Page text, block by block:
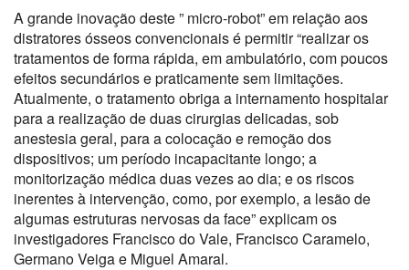
A grande inovação deste ” micro-robot” em relação aos
distratores ósseos convencionais é permitir “realizar os
tratamentos de forma rápida, em ambulatório, com poucos
efeitos secundários e praticamente sem limitações.
Atualmente, o tratamento obriga a internamento hospitalar
para a realização de duas cirurgias delicadas, sob
anestesia geral, para a colocação e remoção dos
dispositivos; um período incapacitante longo; a
monitorização médica duas vezes ao dia; e os riscos
inerentes à intervenção, como, por exemplo, a lesão de
algumas estruturas nervosas da face” explicam os
investigadores Francisco do Vale, Francisco Caramelo,
Germano Veiga e Miguel Amaral.